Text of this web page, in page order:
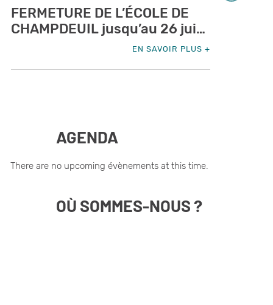
FERMETURE DE L’ÉCOLE DE
CHAMPDEUIL jusqu’au 26 juin
EN SAVOIR PLUS
AGENDA
There are no upcoming évènements at this time.
OÙ SOMMES-NOUS ?